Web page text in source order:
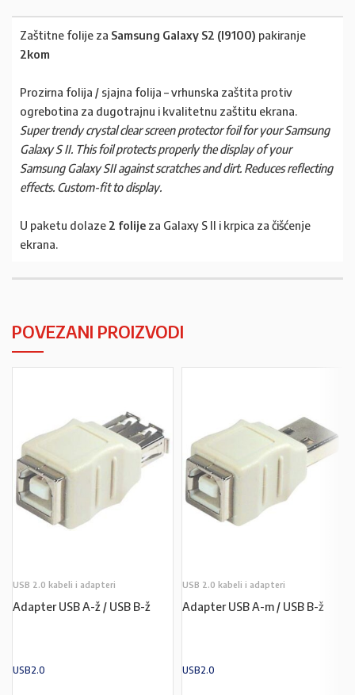
Zaštitne folije za Samsung Galaxy S2 (I9100) pakiranje
2kom
Prozirna folija / sjajna folija – vrhunska zaštita protiv
ogrebotina za dugotrajnu i kvalitetnu zaštitu ekrana.
Super trendy crystal clear screen protector foil for your Samsung
Galaxy S II. This foil protects properly the display of your
Samsung Galaxy SII against scratches and dirt. Reduces reflecting
effects. Custom-fit to display.
U paketu dolaze 2 folije za Galaxy S II i krpica za čišćenje
ekrana.
POVEZANI PROIZVODI
USB 2.0 kabeli i adapteri
Adapter USB A-ž / USB B-ž
USB2.0
USB 2.0 kabeli i adapteri
Adapter USB A-m / USB B-ž
USB2.0